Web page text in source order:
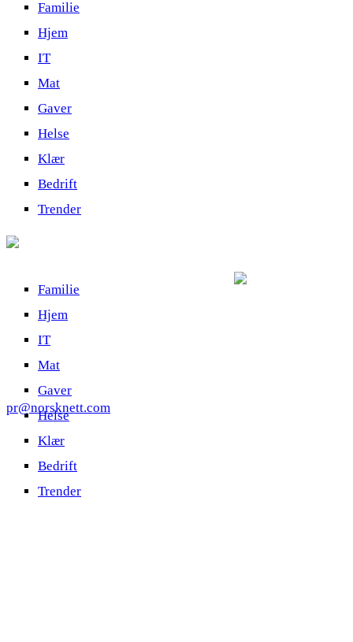
Familie
Hjem
IT
Mat
Gaver
Helse
Klær
Bedrift
Trender
Familie
Hjem
IT
Mat
Gaver
Helse
Klær
Bedrift
Trender
pr@norsknett.com